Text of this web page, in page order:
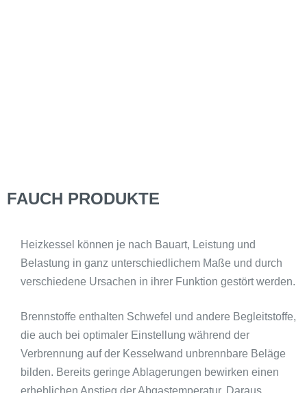
FAUCH PRODUKTE
Heizkessel können je nach Bauart, Leistung und
Belastung in ganz unterschiedlichem Maße und durch
verschiedene Ursachen in ihrer Funktion gestört werden.
Brennstoffe enthalten Schwefel und andere Begleitstoffe,
die auch bei optimaler Einstellung während der
Verbrennung auf der Kesselwand unbrennbare Beläge
bilden. Bereits geringe Ablagerungen bewirken einen